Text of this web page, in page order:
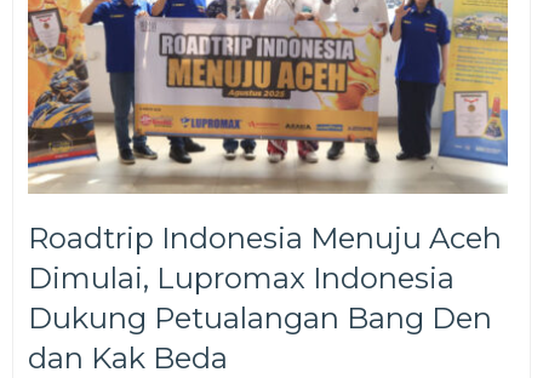
Roadtrip Indonesia Menuju Aceh
Dimulai, Lupromax Indonesia
Dukung Petualangan Bang Den
dan Kak Beda